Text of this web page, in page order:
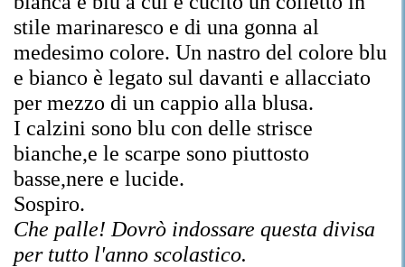
stile marinaresco e di una gonna al
medesimo colore. Un nastro del colore blu
e bianco è legato sul davanti e allacciato
per mezzo di un cappio alla blusa.
I calzini sono blu con delle strisce
bianche,e le scarpe sono piuttosto
basse,nere e lucide.
Sospiro.
Che palle! Dovrò indossare questa divisa
per tutto l'anno scolastico.